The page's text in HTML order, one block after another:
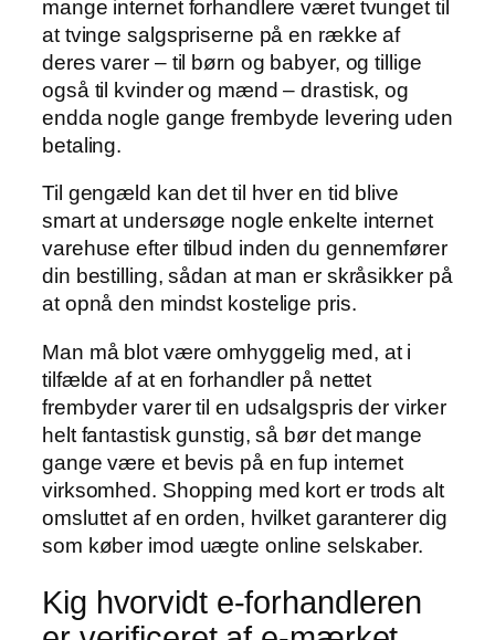
mange internet forhandlere været tvunget til
at tvinge salgspriserne på en række af
deres varer – til børn og babyer, og tillige
også til kvinder og mænd – drastisk, og
endda nogle gange frembyde levering uden
betaling.
Til gengæld kan det til hver en tid blive
smart at undersøge nogle enkelte internet
varehuse efter tilbud inden du gennemfører
din bestilling, sådan at man er skråsikker på
at opnå den mindst kostelige pris.
Man må blot være omhyggelig med, at i
tilfælde af at en forhandler på nettet
frembyder varer til en udsalgspris der virker
helt fantastisk gunstig, så bør det mange
gange være et bevis på en fup internet
virksomhed. Shopping med kort er trods alt
omsluttet af en orden, hvilket garanterer dig
som køber imod uægte online selskaber.
Kig hvorvidt e-forhandleren